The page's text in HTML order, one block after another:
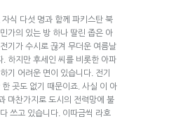
식 다섯 명과 함께 파키스탄 북
가의 있는 방 하나 딸린 좁은 아
기가 수시로 끊겨 무더운 여름날
. 하지만 후세인 씨를 비롯한 아파
기 어려운 면이 있습니다. 전기
곳도 없기 때문이죠. 사실 이 아
마찬가지로 도시의 전력망에 불
쓰고 있습니다. 이따금씩 라호